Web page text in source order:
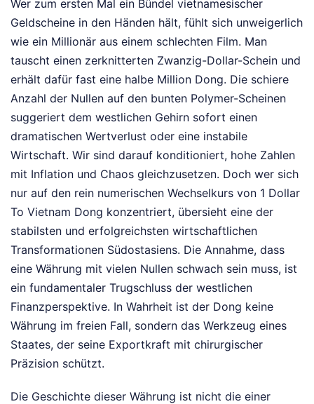
Wer zum ersten Mal ein Bündel vietnamesischer
Geldscheine in den Händen hält, fühlt sich unweigerlich
wie ein Millionär aus einem schlechten Film. Man
tauscht einen zerknitterten Zwanzig-Dollar-Schein und
erhält dafür fast eine halbe Million Dong. Die schiere
Anzahl der Nullen auf den bunten Polymer-Scheinen
suggeriert dem westlichen Gehirn sofort einen
dramatischen Wertverlust oder eine instabile
Wirtschaft. Wir sind darauf konditioniert, hohe Zahlen
mit Inflation und Chaos gleichzusetzen. Doch wer sich
nur auf den rein numerischen Wechselkurs von 1 Dollar
To Vietnam Dong konzentriert, übersieht eine der
stabilsten und erfolgreichsten wirtschaftlichen
Transformationen Südostasiens. Die Annahme, dass
eine Währung mit vielen Nullen schwach sein muss, ist
ein fundamentaler Trugschluss der westlichen
Finanzperspektive. In Wahrheit ist der Dong keine
Währung im freien Fall, sondern das Werkzeug eines
Staates, der seine Exportkraft mit chirurgischer
Präzision schützt.
Die Geschichte dieser Währung ist nicht die einer